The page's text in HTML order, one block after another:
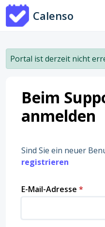
Zum hauptsächlichen
Calenso
Portal ist derzeit nicht
Beim
anmelden
Sind Sie ein neuer
registrieren
E-Mail-Adresse *